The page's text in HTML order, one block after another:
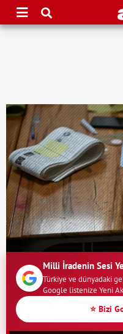
Milli İradenin Sesi
Türkiye ve dünyadaki
Google listenize Yeni
⭐ Bizi